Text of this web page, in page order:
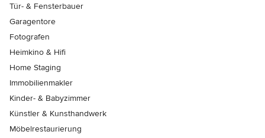
Tür- & Fensterbauer
Garagentore
Fotografen
Heimkino & Hifi
Home Staging
Immobilienmakler
Kinder- & Babyzimmer
Künstler & Kunsthandwerk
Möbelrestaurierung